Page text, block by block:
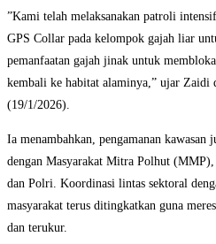
​”Kami telah melaksanakan patroli
GPS Collar pada kelompok gajah liar
pemanfaatan gajah jinak untuk
kembali ke habitat alaminya,” ujar Zaidi
(19/1/2026).
​Ia menambahkan, pengamanan
dengan Masyarakat Mitra Polhut
dan Polri. Koordinasi lintas sektoral
masyarakat terus ditingkatkan guna
dan terukur.